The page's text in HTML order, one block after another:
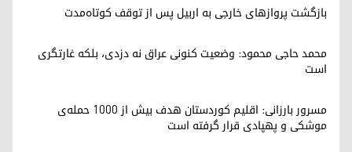
بازگشت پروازهای خارجی به اربیل پس از توقف کوتاه‌مدت
محمد حاجی محمود: وضعیت کنونی عراق نه دزدی، بلکه غارتگری
است
مسرور بارزانی: اقلیم کوردستان هدف بیش از ۱۰۰۰ حمله‌ی
موشکی و پهپادی قرار گرفته است